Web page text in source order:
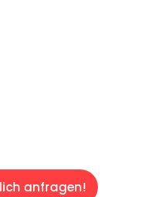
anfragen!